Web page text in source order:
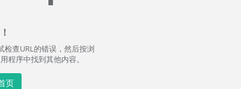
查URL的错误，然后按浏
程序中找到其他内容。
页